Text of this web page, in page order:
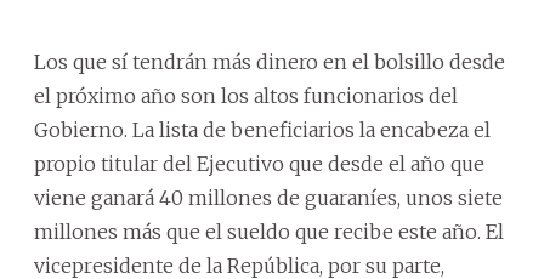
Los que sí tendrán más dinero en el bolsillo desde
el próximo año son los altos funcionarios del
Gobierno. La lista de beneficiarios la encabeza el
propio titular del Ejecutivo que desde el año que
viene ganará 40 millones de guaraníes, unos siete
millones más que el sueldo que recibe este año. El
vicepresidente de la República, por su parte,